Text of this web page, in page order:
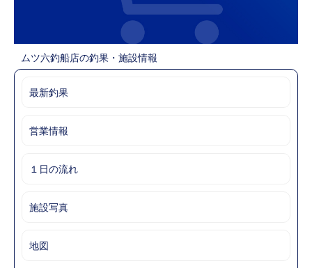
ムツ六釣船店の釣果・施設情報
最新釣果
営業情報
１日の流れ
施設写真
地図